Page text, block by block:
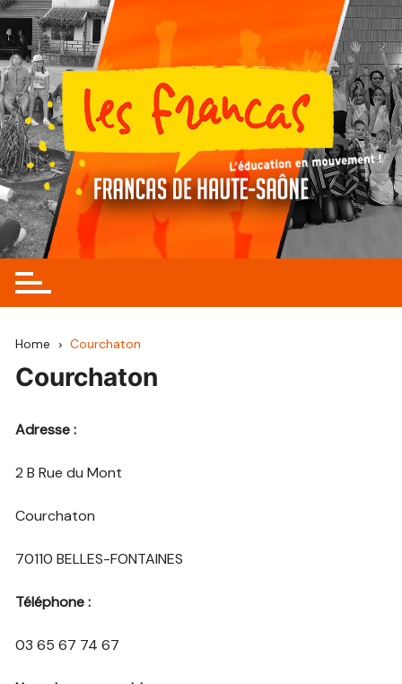
Skip
to
content
Home Courchaton
Courchaton
Adresse :
2 B Rue du Mont
Courchaton
70110 BELLES-FONTAINES
Téléphone :
03 65 67 74 67